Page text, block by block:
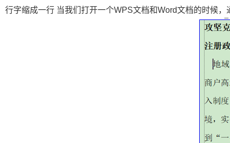
行字缩成一行 当我们打开一个WPS文档和Word文档的时候